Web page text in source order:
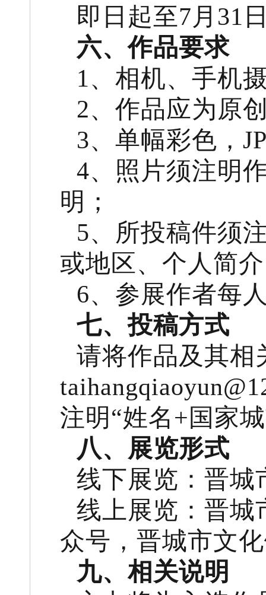
即日起至7月31
六、作品要求
1、相机、手机
2、作品应为原
3、单幅彩色，
4、照片须注明
明；
5、所投稿件须
或地区、个人简
6、参展作者每
七、投稿方式
请将作品及其相
注明“姓名+国家
八、展览形式
线下展览：晋城
线上展览：晋城
众号，晋城市文
九、相关说明